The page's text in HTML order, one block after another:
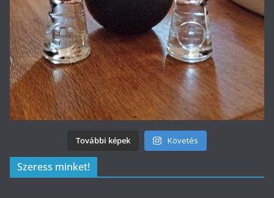
További képek Követés
Szeress minket!